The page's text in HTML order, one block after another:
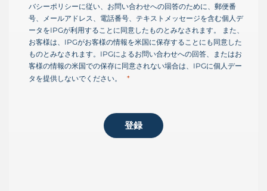
バシーポリシーに従い、お問い合わせへの回答のために、郵便番
号、メールアドレス、電話番号、テキストメッセージを含む個人デ
ータをIPGが利用することに同意したものとみなされます。 また、
お客様は、IPGがお客様の情報を米国に保存することにも同意した
ものとみなされます。IPGによるお問い合わせへの回答、またはお
客様の情報の米国での保存に同意されない場合は、IPGに個人デー
タを提供しないでください。
登録